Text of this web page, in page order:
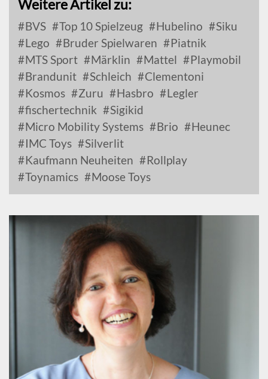
Weitere Artikel zu:
BVS Top 10 Spielzeug Hubelino
Siku
Lego
Bruder Spielwaren
Piatnik
MTS Sport
Märklin Mattel
Playmobil
Brandunit
Schleich
Clementoni
Kosmos
Zuru Hasbro
Legler
fischertechnik
Sigikid
Micro Mobility Systems
Brio
Heunec
IMC Toys
Silverlit
Kaufmann Neuheiten
Rollplay
Toynamics
Moose Toys